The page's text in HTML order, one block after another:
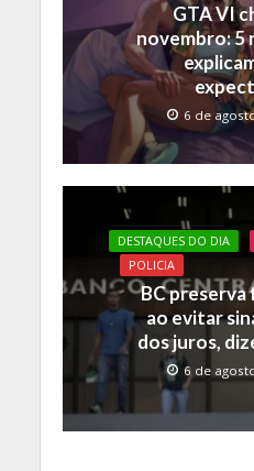
GTA VI
novembro: 5
6 de
DESTAQUES DO DIA
POLICIA
BC preserva
ao evitar
dos juros,
6 de